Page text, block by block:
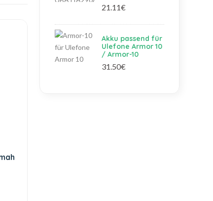
21.11€
Akku passend für
Ulefone Armor 10
/ Armor-10
31.50€